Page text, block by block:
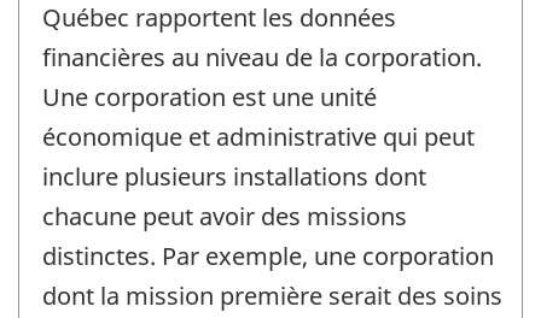
Québec rapportent les données
financières au niveau de la corporation.
Une corporation est une unité
économique et administrative qui peut
inclure plusieurs installations dont
chacune peut avoir des missions
distinctes. Par exemple, une corporation
dont la mission première serait des soins